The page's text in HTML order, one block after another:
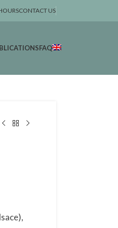
CONTACT US
FAQ